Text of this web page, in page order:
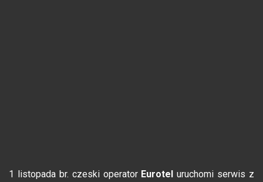
1 listopada br. czeski operator Eurotel uruchomi serwis z